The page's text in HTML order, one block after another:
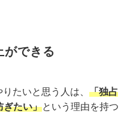
ができる
たいと思う人は、 「独占
ぎたい」という理由を持つ